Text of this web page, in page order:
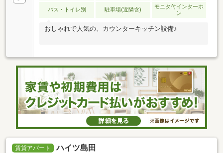
バス・トイレ別 駐車場(近隣含)
モニタ付インターホ
ン
おしゃれで人気の、カウンターキッチン設備♪
賃貸アパート ハイツ島田